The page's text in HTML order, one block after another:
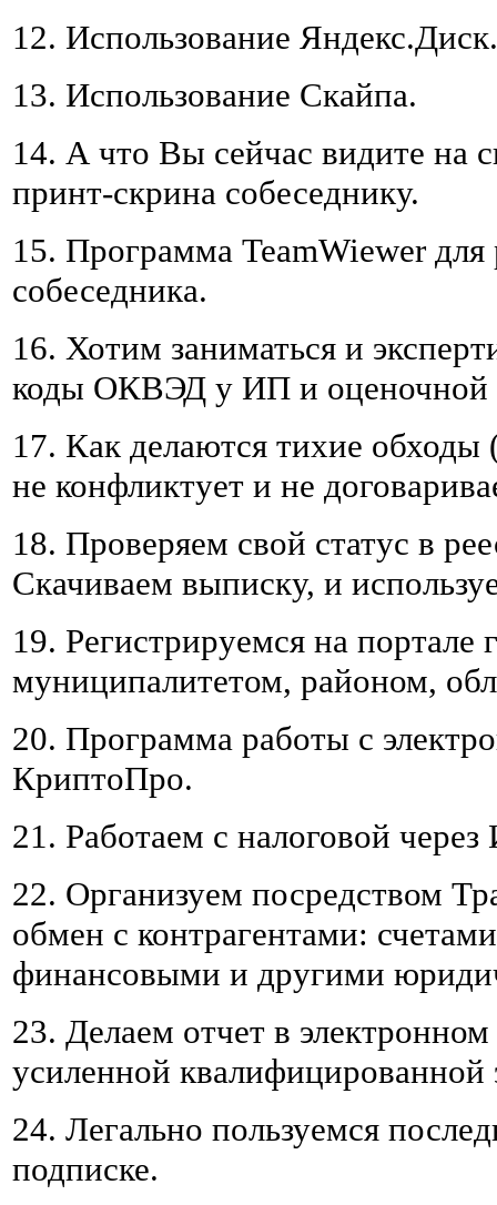
12. Использование Яндекс.Диск.
13. Использование Скайпа.
14. А что Вы сейчас видите на
принт-скрина собеседнику.
15. Программа TeamWiewer
собеседника.
16. Хотим заниматься и
коды ОКВЭД у ИП и оценочной
17. Как делаются тихие
не конфликтует и не
18. Проверяем свой статус в
Скачиваем выписку, и
19. Регистрируемся на портале
муниципалитетом, районом,
20. Программа работы с
КриптоПро.
21. Работаем с налоговой через
22. Организуем посредством
обмен с контрагентами:
финансовыми и другими
23. Делаем отчет в
усиленной
24. Легально пользуемся
подписке.